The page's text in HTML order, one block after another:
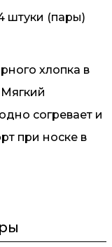
штуки (пары)
хлопка в
согревает и
при носке в